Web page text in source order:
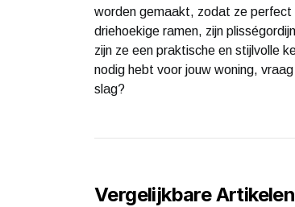
worden gemaakt, zodat ze perfect
driehoekige ramen, zijn
zijn ze een praktische en stijlvolle
nodig hebt voor jouw woning,
slag?
Vergelijkbare Artikelen